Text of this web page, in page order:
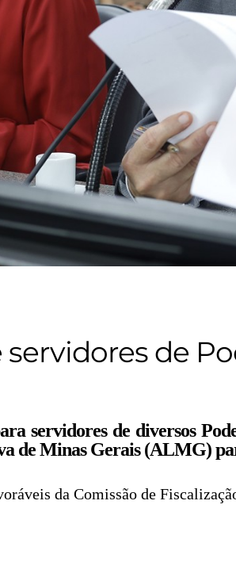
servidores de
servidores de diversos
de Minas Gerais (ALMG)
da Comissão de